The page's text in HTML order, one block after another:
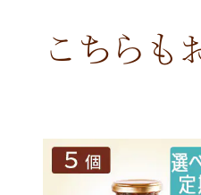
こちらも